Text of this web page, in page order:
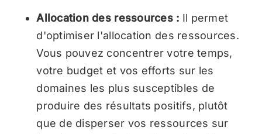
Allocation des ressources : Il permet
d'optimiser l'allocation des ressources.
Vous pouvez concentrer votre temps,
votre budget et vos efforts sur les
domaines les plus susceptibles de
produire des résultats positifs, plutôt
que de disperser vos ressources sur